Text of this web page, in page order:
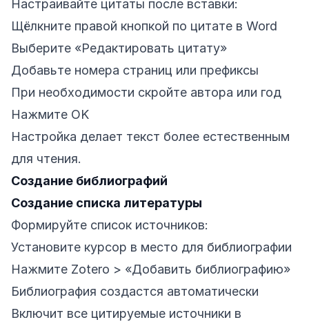
Настраивайте цитаты после вставки:
Щёлкните правой кнопкой по цитате в Word
Выберите «Редактировать цитату»
Добавьте номера страниц или префиксы
При необходимости скройте автора или год
Нажмите OK
Настройка делает текст более естественным
для чтения.
Создание библиографий
Создание списка литературы
Формируйте список источников:
Установите курсор в место для библиографии
Нажмите Zotero > «Добавить библиографию»
Библиография создастся автоматически
Включит все цитируемые источники в